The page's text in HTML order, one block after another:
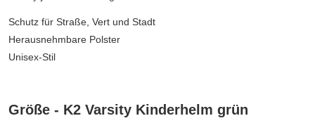
Schutz für Straße, Vert und Stadt
Herausnehmbare Polster
Unisex-Stil
Größe - K2 Varsity Kinderhelm grün